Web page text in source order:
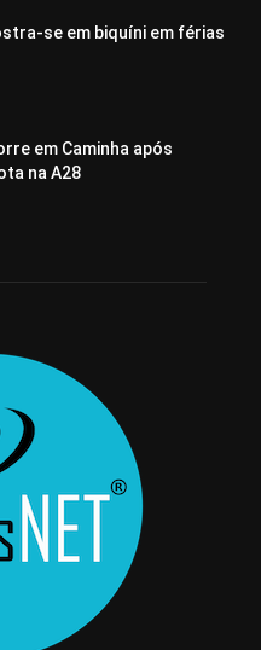
se em biquíni em férias
em Caminha após
na A28